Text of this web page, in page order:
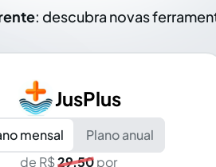
: descubra novas
JusPlus
mensal
Plano anual
de R$29,50por